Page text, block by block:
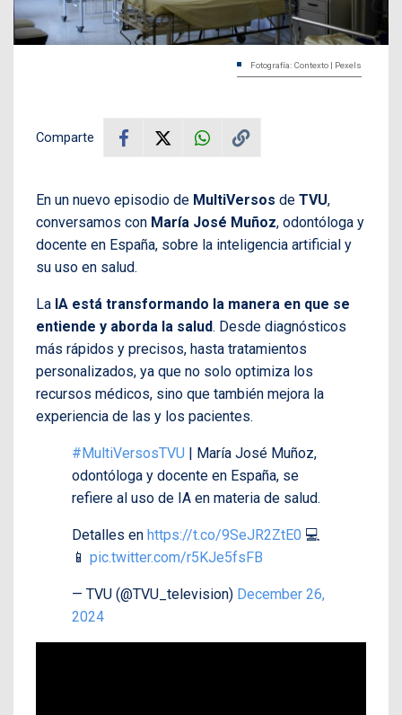
Fotografía: Contexto | Pexels
Comparte
En un nuevo episodio de MultiVersos de TVU,
conversamos con María José Muñoz, odontóloga y
docente en España, sobre la inteligencia artificial y
su uso en salud.
La IA está transformando la manera en que se
entiende y aborda la salud. Desde diagnósticos
más rápidos y precisos, hasta tratamientos
personalizados, ya que no solo optimiza los
recursos médicos, sino que también mejora la
experiencia de las y los pacientes.
#MultiVersosTVU | María José Muñoz,
odontóloga y docente en España, se
refiere al uso de IA en materia de salud.
Detalles en https://t.co/9SeJR2ZtE0 💻
📱 pic.twitter.com/r5KJe5fsFB
— TVU (@TVU_television) December 26,
2024